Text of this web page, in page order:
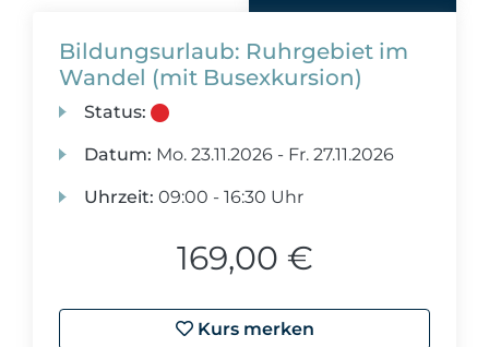
Bildungsurlaub: Ruhrgebiet im
Wandel (mit Busexkursion)
Status:
Datum: Mo. 23.11.2026 - Fr. 27.11.2026
Uhrzeit: 09:00 - 16:30 Uhr
169,00 €
Kurs merken